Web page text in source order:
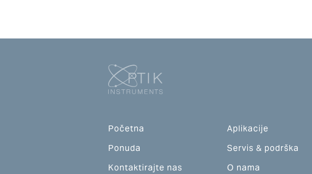
Početna
Aplikacije
Ponuda
Servis & podrška
Kontaktirajte nas
O nama